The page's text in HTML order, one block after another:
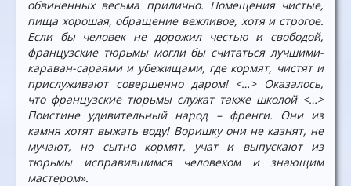
обвиненных весьма прилично. Помещения чистые,
пища хорошая, обращение вежливое, хотя и строгое.
Если бы человек не дорожил честью и свободой,
французские тюрьмы могли бы считаться лучшими-
караван-сараями и убежищами, где кормят, чистят и
прислуживают совершенно даром! <…> Оказалось,
что французские тюрьмы служат также школой <…>
Поистине удивительный народ – френги. Они из
камня хотят выжать воду! Воришку они не казнят, не
мучают, но сытно кормят, учат и выпускают из
тюрьмы исправившимся человеком и знающим
мастером».